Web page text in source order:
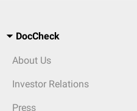
DocCheck
About Us
Investor Relations
Press